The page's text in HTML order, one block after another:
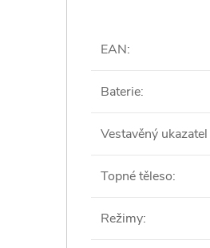
EAN:
Baterie:
Vestavěný
Topné těleso:
Režimy: